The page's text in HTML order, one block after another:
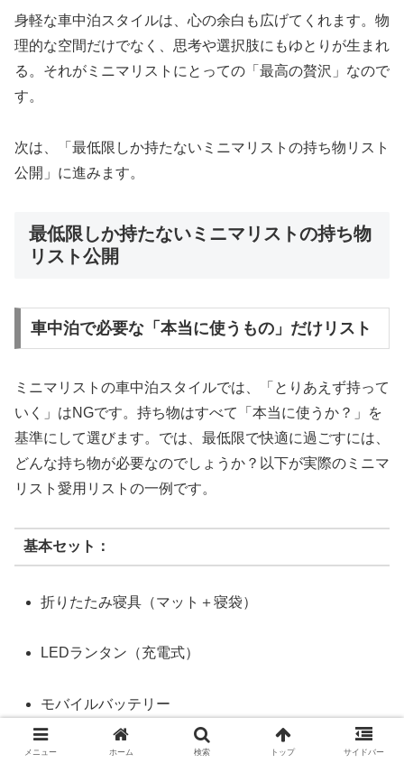
身軽な車中泊スタイルは、心の余白も広げてくれます。物
理的な空間だけでなく、思考や選択肢にもゆとりが生まれ
る。それがミニマリストにとっての「最高の贅沢」なので
す。
次は、「最低限しか持たないミニマリストの持ち物リスト
公開」に進みます。
最低限しか持たないミニマリストの持ち物
リスト公開
車中泊で必要な「本当に使うもの」だけリスト
ミニマリストの車中泊スタイルでは、「とりあえず持って
いく」はNGです。持ち物はすべて「本当に使うか？」を
基準にして選びます。では、最低限で快適に過ごすには、
どんな持ち物が必要なのでしょうか？以下が実際のミニマ
リスト愛用リストの一例です。
基本セット：
折りたたみ寝具（マット＋寝袋）
LEDランタン（充電式）
モバイルバッテリー
折りたたみテーブル＆チェア（または代用品）
メニュー ホーム 検索 トップ サイドバー